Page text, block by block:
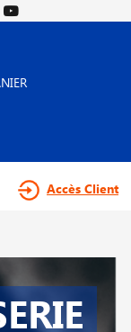
Accès Client